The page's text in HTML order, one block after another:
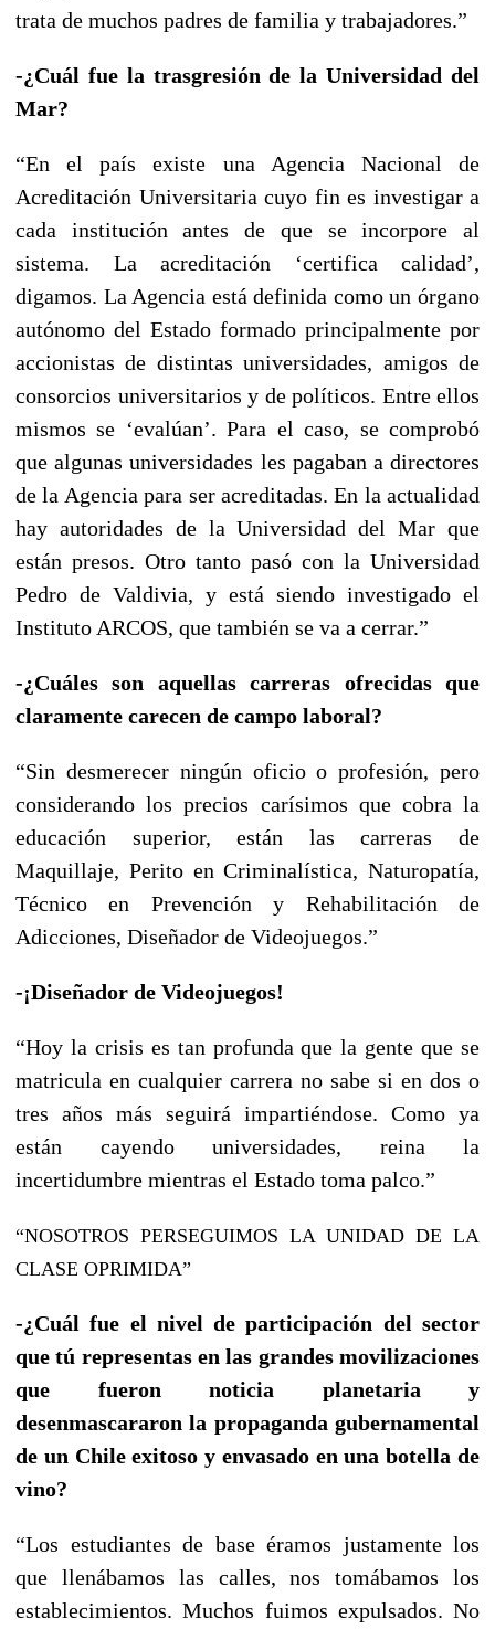
trata de muchos padres de familia y trabajadores.”
-¿Cuál fue la trasgresión de la Universidad del
Mar?
“En el país existe una Agencia Nacional de
Acreditación Universitaria cuyo fin es investigar a
cada institución antes de que se incorpore al
sistema. La acreditación ‘certifica calidad’,
digamos. La Agencia está definida como un órgano
autónomo del Estado formado principalmente por
accionistas de distintas universidades, amigos de
consorcios universitarios y de políticos. Entre ellos
mismos se ‘evalúan’. Para el caso, se comprobó
que algunas universidades les pagaban a directores
de la Agencia para ser acreditadas. En la actualidad
hay autoridades de la Universidad del Mar que
están presos. Otro tanto pasó con la Universidad
Pedro de Valdivia, y está siendo investigado el
Instituto ARCOS, que también se va a cerrar.”
-¿Cuáles son aquellas carreras ofrecidas que
claramente carecen de campo laboral?
“Sin desmerecer ningún oficio o profesión, pero
considerando los precios carísimos que cobra la
educación superior, están las carreras de
Maquillaje, Perito en Criminalística, Naturopatía,
Técnico en Prevención y Rehabilitación de
Adicciones, Diseñador de Videojuegos.”
-¡Diseñador de Videojuegos!
“Hoy la crisis es tan profunda que la gente que se
matricula en cualquier carrera no sabe si en dos o
tres años más seguirá impartiéndose. Como ya
están cayendo universidades, reina la
incertidumbre mientras el Estado toma palco.”
“NOSOTROS PERSEGUIMOS LA UNIDAD DE LA
CLASE OPRIMIDA”
-¿Cuál fue el nivel de participación del sector
que tú representas en las grandes movilizaciones
que fueron noticia planetaria y
desenmascararon la propaganda gubernamental
de un Chile exitoso y envasado en una botella de
vino?
“Los estudiantes de base éramos justamente los
que llenábamos las calles, nos tomábamos los
establecimientos. Muchos fuimos expulsados. No